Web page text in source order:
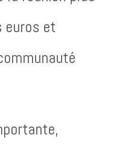
euros et